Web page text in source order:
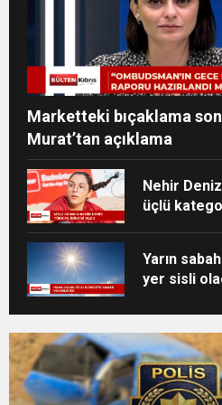
Marketteki bıçaklama
Murat’tan açıklama
Nehir
üçlü
Yarın
yer sisli